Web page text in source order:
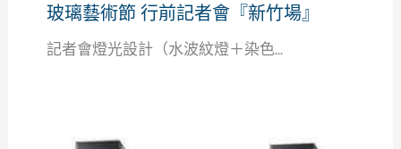
玻璃藝術節 行前記者會『新竹場』
記者會燈光設計（水波紋燈＋染色...